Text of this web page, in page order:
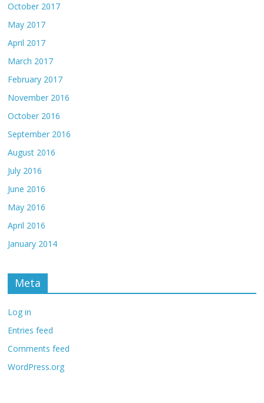
October 2017
May 2017
April 2017
March 2017
February 2017
November 2016
October 2016
September 2016
August 2016
July 2016
June 2016
May 2016
April 2016
January 2014
Meta
Log in
Entries feed
Comments feed
WordPress.org